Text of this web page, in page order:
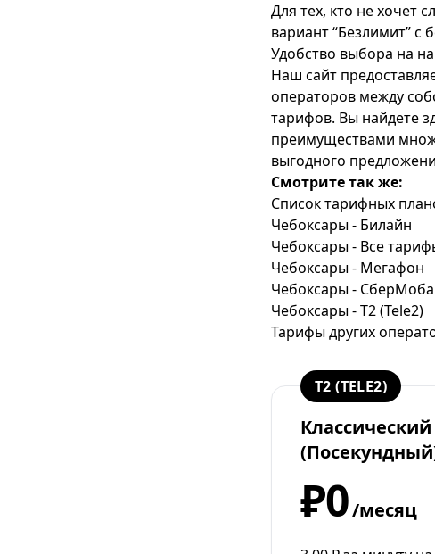
Для тех, кто не хочет
вариант “Безлимит”с
Удобство выбора на
Наш сайт
операторов между
тарифов. Вы найдете
преимуществами
выгодного
Смотрите так же:
Список тарифных
Чебоксары - Билайн
Чебоксары - Все
Чебоксары - Мегафон
Чебоксары -
Чебоксары - T2 (Tele2)
Тарифы других
T2 (TELE2)
Классический
₽0/месяц